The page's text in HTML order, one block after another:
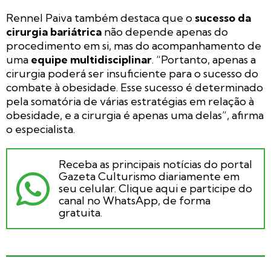
Rennel Paiva também destaca que osucesso da
cirurgia bariátrica não depende apenas do
procedimento em si, mas do acompanhamento de
uma equipe multidisciplinar. “Portanto, apenas a
cirurgia poderá ser insuficiente para o sucesso do
combate à obesidade. Esse sucesso é determinado
pela somatória de várias estratégias em relação à
obesidade, e a cirurgia é apenas uma delas”, afirma
o especialista.
Receba as principais notícias do portal
Gazeta Culturismo diariamente em
seu celular. Clique aqui e participe do
canal no WhatsApp, de forma
gratuita.